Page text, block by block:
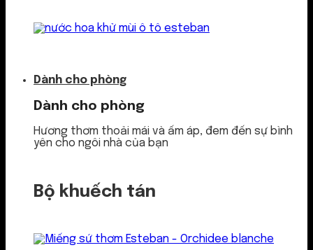
Dành cho phòng
Dành cho phòng
Hương thơm thoải mái và ấm áp, đem đến sự bình
yên cho ngôi nhà của bạn
Bộ khuếch tán